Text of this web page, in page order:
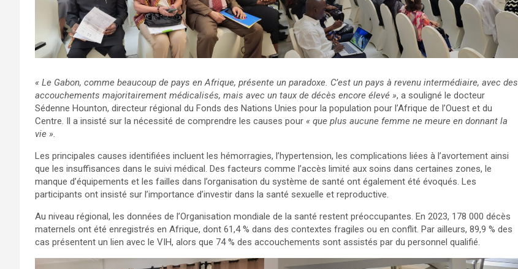
« Le Gabon, comme beaucoup de pays en Afrique, présente un paradoxe. C’est un pays à revenu intermédiaire, avec des
accouchements majoritairement médicalisés, mais avec un taux de décès encore élevé », a souligné le docteur
Sédenne Hounton, directeur régional du Fonds des Nations Unies pour la population pour l’Afrique de l’Ouest et du
Centre. Il a insisté sur la nécessité de comprendre les causes pour « que plus aucune femme ne meure en donnant la
vie ».
Les principales causes identifiées incluent les hémorragies, l’hypertension, les complications liées à l’avortement ainsi
que les insuffisances dans le suivi médical. Des facteurs comme l’accès limité aux soins dans certaines zones, le
manque d’équipements et les failles dans l’organisation du système de santé ont également été évoqués. Les
participants ont insisté sur l’importance d’investir dans la santé sexuelle et reproductive.
Au niveau régional, les données de l’Organisation mondiale de la santé restent préoccupantes. En 2023, 178 000 décès
maternels ont été enregistrés en Afrique, dont 61,4 % dans des contextes fragiles ou en conflit. Par ailleurs, 89,9 % des
cas présentent un lien avec le VIH, alors que 74 % des accouchements sont assistés par du personnel qualifié.